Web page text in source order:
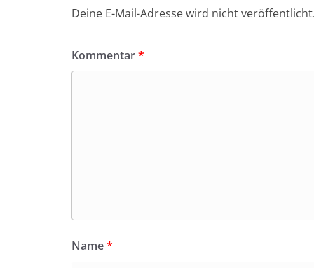
Deine E-Mail-Adresse wird nicht veröffentlicht.
Kommentar*
Name*